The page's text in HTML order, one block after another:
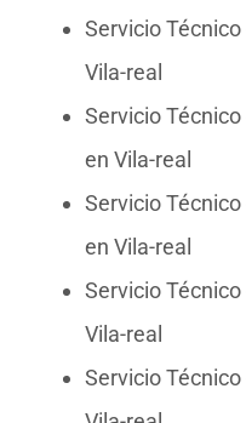
Servicio
Vila-real
Servicio
en Vila-real
Servicio
en Vila-real
Servicio
Vila-real
Servicio